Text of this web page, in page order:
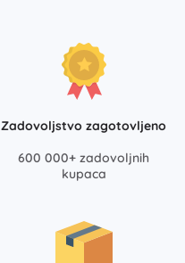
Zadovoljstvo zagotovljeno
600 000+ zadovoljnih
kupaca